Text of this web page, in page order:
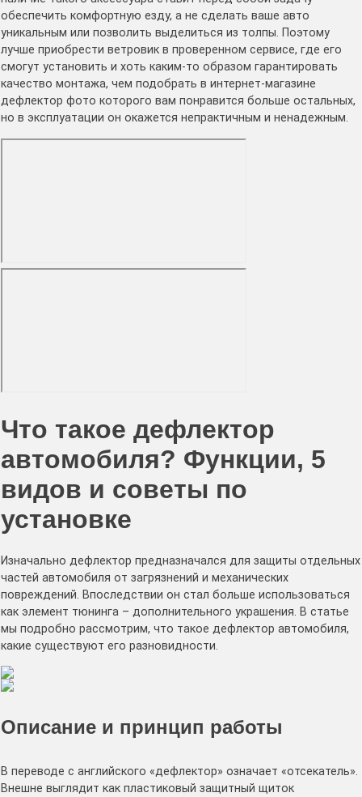
обеспечить комфортную езду, а не сделать ваше авто
уникальным или позволить выделиться из толпы. Поэтому
лучше приобрести ветровик в проверенном сервисе, где его
смогут установить и хоть каким-то образом гарантировать
качество монтажа, чем подобрать в интернет-магазине
дефлектор фото которого вам понравится больше остальных,
но в эксплуатации он окажется непрактичным и ненадежным.
Что такое дефлектор
автомобиля? Функции, 5
видов и советы по
установке
Изначально дефлектор предназначался для защиты отдельных
частей автомобиля от загрязнений и механических
повреждений. Впоследствии он стал больше использоваться
как элемент тюнинга – дополнительного украшения. В статье
мы подробно рассмотрим, что такое дефлектор автомобиля,
какие существуют его разновидности.
Описание и принцип работы
В переводе с английского «дефлектор» означает «отсекатель».
Внешне выглядит как пластиковый защитный щиток